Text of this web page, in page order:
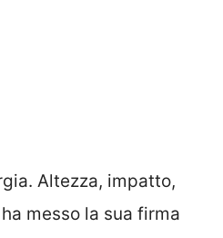
Altezza, impatto,
messo la sua firma